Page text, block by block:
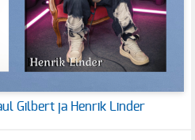
Gilbert ja Henrik Linder